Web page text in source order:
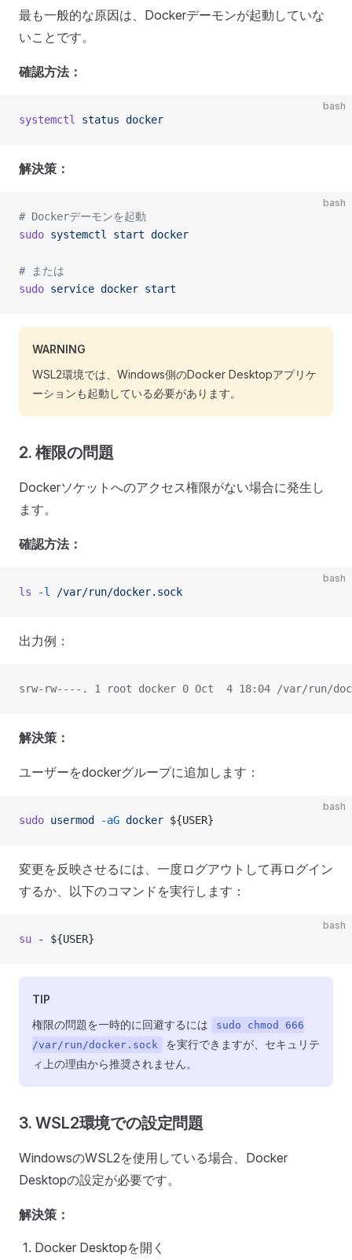
最も一般的な原因は、Dockerデーモンが起動していな
いことです。
確認方法：
bash
systemctl status docker
解決策：
bash
# Dockerデーモンを起動
sudo systemctl start docker
# または
sudo service docker start
WARNING
WSL2環境では、Windows側のDocker Desktopアプリケ
ーションも起動している必要があります。
2. 権限の問題
Dockerソケットへのアクセス権限がない場合に発生し
ます。
確認方法：
bash
ls -l /var/run/docker.sock
出力例：
srw-rw----. 1 root docker 0 Oct  4 18:04 /var/run/
解決策：
ユーザーをdockerグループに追加します：
bash
sudo usermod -aG docker ${USER}
変更を反映させるには、一度ログアウトして再ログイン
するか、以下のコマンドを実行します：
bash
su - ${USER}
TIP
権限の問題を一時的に回避するには
sudo chmod 666
/var/run/docker.sock
を実行できますが、セキュリテ
ィ上の理由から推奨されません。
3. WSL2環境での設定問題
WindowsのWSL2を使用している場合、Docker
Desktopの設定が必要です。
解決策：
Docker Desktopを開く